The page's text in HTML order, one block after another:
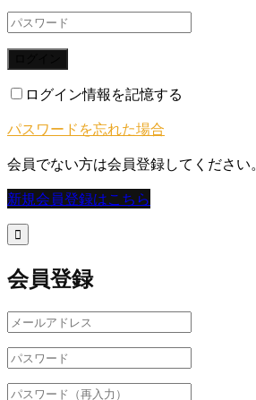
ログイン情報を記憶する
パスワードを忘れた場合
会員でない方は会員登録してください。
新規会員登録はこちら

会員登録